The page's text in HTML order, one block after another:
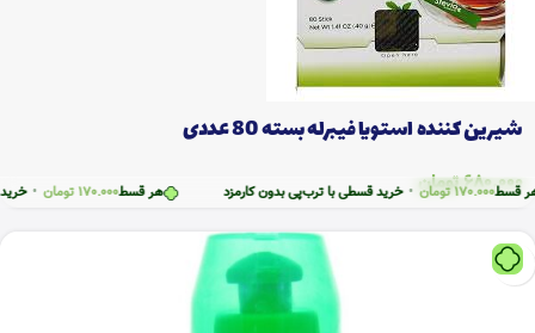
هر قسط170.000تومان • خرید قسطی با تومان • خرید قسطی با ترب‌پی بدون کارمزد
شیرین کننده استويا فیبرله بسته 80 عددی
680.000تومان